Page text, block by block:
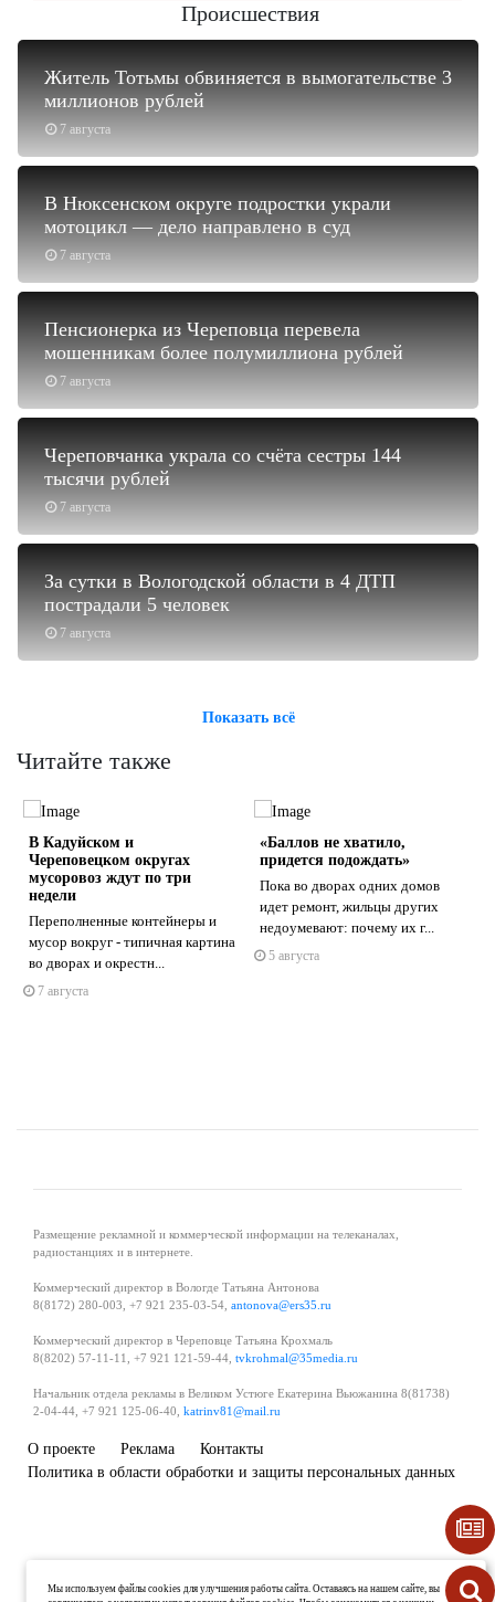
Происшествия
7 августа
Житель Тотьмы обвиняется в вымогательстве 3
миллионов рублей
7 августа
В Нюксенском округе подростки украли
мотоцикл — дело направлено в суд
7 августа
Пенсионерка из Череповца перевела
мошенникам более полумиллиона рублей
7 августа
Череповчанка украла со счёта сестры 144
тысячи рублей
7 августа
За сутки в Вологодской области в 4 ДТП
пострадали 5 человек
Показать всё
Читайте также
В Кадуйском и
Череповецком округах
мусоровоз ждут по три
недели
Переполненные контейнеры и
мусор вокруг - типичная картина
во дворах и окрестн...
7 августа
«Баллов не хватило,
придется подождать»
Пока во дворах одних домов
идет ремонт, жильцы других
недоумевают: почему их г...
5 августа
Размещение рекламной и коммерческой информации на телеканалах,
радиостанциях и в интернете.
Коммерческий директор в Вологде Татьяна Антонова
8(8172) 280-003, +7 921 235-03-54, antonova@ers35.ru
Коммерческий директор в Череповце Татьяна Крохмаль
8(8202) 57-11-11, +7 921 121-59-44, tvkrohmal@35media.ru
Начальник отдела рекламы в Великом Устюге Екатерина Вьюжанина 8(81738)
2-04-44, +7 921 125-06-40, katrinv81@mail.ru
О проекте Реклама
Контакты
Политика в области обработки и защиты персональных данных
Мы используем файлы cookies для улучшения работы сайта. Оставаясь на нашем сайте, вы